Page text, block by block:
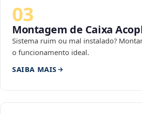
03
Montagem de Caixa
Sistema ruim ou mal instalado?
o funcionamento ideal.
SAIBA MAIS